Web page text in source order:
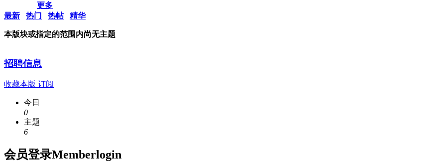
更多
最新
热门 热帖 精华
本版块或指定的范围内尚无主题
招聘信息
收藏本版 订阅
今日
0
主题
6
会员登录Memberlogin